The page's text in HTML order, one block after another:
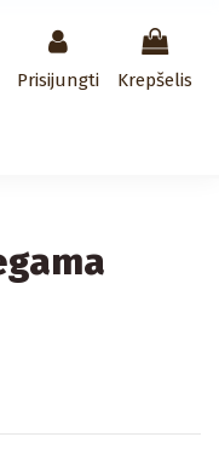
Prisijungti Krepšelis